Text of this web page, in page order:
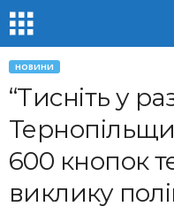
НОВИНИ
“Тисніть у
600 кнопок
виклику